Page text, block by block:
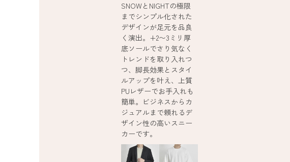
SNOWとNIGHTの極限
までシンプル化された
デザインが足元を品良
く演出。+2〜3ミリ厚
底ソールでさり気なく
トレンドを取り入れつ
つ、脚長効果とスタイ
ルアップを叶え、上質
PUレザーでお手入れも
簡単。ビジネスからカ
ジュアルまで頼れるデ
ザイン性の高いスニー
カーです。